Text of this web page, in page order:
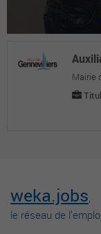
Mairie
weka.jobs,
le réseau de